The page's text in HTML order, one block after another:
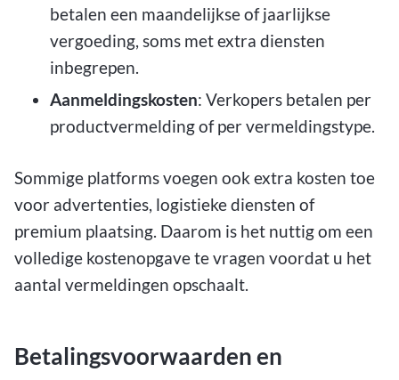
betalen een maandelijkse of jaarlijkse
vergoeding, soms met extra diensten
inbegrepen.
Aanmeldingskosten: Verkopers betalen per
productvermelding of per vermeldingstype.
Sommige platforms voegen ook extra kosten toe
voor advertenties, logistieke diensten of
premium plaatsing. Daarom is het nuttig om een
volledige kostenopgave te vragen voordat u het
aantal vermeldingen opschaalt.
Betalingsvoorwaarden en